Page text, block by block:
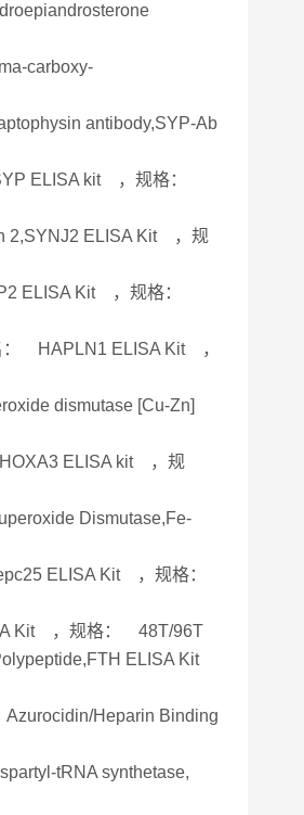
carboxy-
antibody,SYP-Ab
ELISA kit ，规格：
2,SYNJ2 ELISA Kit ，规
ELISA Kit ，规格：
： HAPLN1 ELISA Kit ，
dismutase [Cu-Zn]
ELISA kit ，规
Dismutase,Fe-
ELISA Kit ，规格：
Kit ，规格： 48T/96T
ELISA Kit
Heparin Binding
tRNA synthetase,